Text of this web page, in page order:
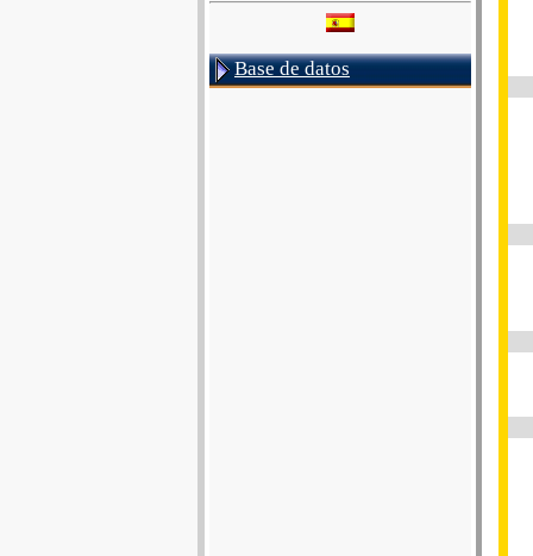
Base de datos